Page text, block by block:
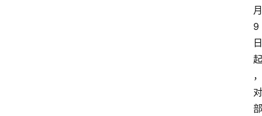
月
9
日
起
，
对
部